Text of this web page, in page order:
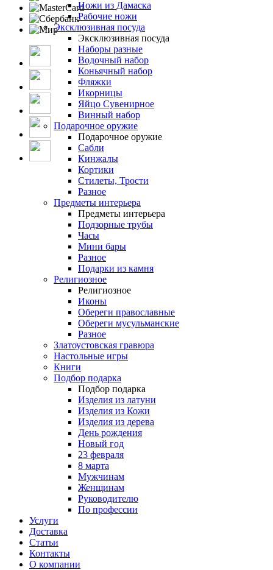
Ножи из Дамаска
Рабочие ножи
Эксклюзивная посуда
Эксклюзивная посуда
Наборы разные
Водочный набор
Коньячный набор
Фляжки
Икорницы
Яйцо Сувенирное
Винный набор
Подарочное оружие
Подарочное оружие
Сабли
Кинжалы
Кортики
Стилеты, Трости
Разное
Предметы интерьера
Предметы интерьера
Подзорные трубы
Часы
Мини бары
Разное
Подарки из камня
Религиозное
Религиозное
Иконы
Обереги православные
Обереги мусульманские
Разное
Златоустовская гравюра
Настольные игры
Книги
Подбор подарка
Подбор подарка
Изделия из латуни
Изделия из Кожи
Изделия из дерева
День рождения
Новый год
23 февраля
8 марта
Мужчинам
Женщинам
Руководителю
По профессии
Услуги
Доставка
Статьи
Контакты
О компании